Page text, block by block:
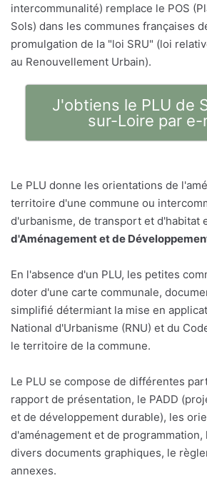
intercommunalité) remplace le POS
Sols) dans les communes françaises
promulgation de la "loi SRU" (loi
au Renouvellement Urbain).
J'obtiens le PLU de
sur-Loire par e-
Le PLU donne les orientations de
territoire d'une commune ou
d'urbanisme, de transport et d'habitat
d'Aménagement et de
En l'absence d'un PLU, les petites
doter d'une carte communale,
simplifié détermiant la mise en
National d'Urbanisme (RNU) et du
le territoire de la commune.
Le PLU se compose de différentes
rapport de présentation, le PADD
et de développement durable), les
d'aménagement et de programmation,
divers documents graphiques, le
annexes.